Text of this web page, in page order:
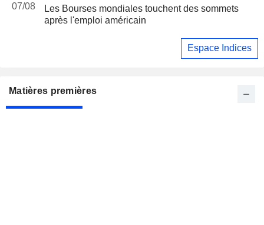
07/08
Les Bourses mondiales touchent des sommets
après l'emploi américain
Espace Indices
Matières premières